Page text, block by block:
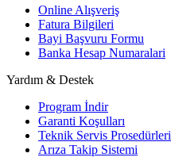
Online Alışveriş
Fatura Bilgileri
Bayi Başvuru Formu
Banka Hesap Numaralari
Yardım & Destek
Program İndir
Garanti Koşulları
Teknik Servis Prosedürleri
Arıza Takip Sistemi